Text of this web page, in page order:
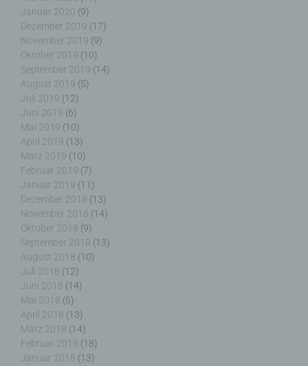
Januar 2020 (9)
Dezember 2019 (17)
November 2019 (9)
Oktober 2019 (10)
September 2019 (14)
August 2019 (5)
Juli 2019 (12)
Juni 2019 (6)
Mai 2019 (10)
April 2019 (13)
März 2019 (10)
Februar 2019 (7)
Januar 2019 (11)
Dezember 2018 (13)
November 2018 (14)
Oktober 2018 (9)
September 2018 (13)
August 2018 (10)
Juli 2018 (12)
Juni 2018 (14)
Mai 2018 (5)
April 2018 (13)
März 2018 (14)
Februar 2018 (18)
Januar 2018 (13)
die allein oder gemeinsam mit anderen über die
Zwecke und Mittel der Verarbeitung von
personenbezogenen Daten entscheidet. Sind die
Zwecke und Mittel dieser Verarbeitung durch das
Unionsrecht oder das Recht der Mitgliedstaaten
vorgegeben, so kann der Verantwortliche
beziehungsweise können die bestimmten Kriterien
seiner Benennung nach dem Unionsrecht oder
dem Recht der Mitgliedstaaten vorgesehen
werden.
h) Auftragsverarbeiter
Auftragsverarbeiter ist eine natürliche oder
juristische Person, Behörde, Einrichtung oder
andere Stelle, die personenbezogene Daten im
Auftrag des Verantwortlichen verarbeitet.
i) Empfänger